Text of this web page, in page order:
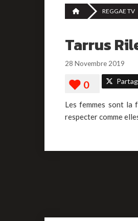
REGGAE TV
Tarrus
28 Novembre 2019
Les femmes sont la
respecter comme